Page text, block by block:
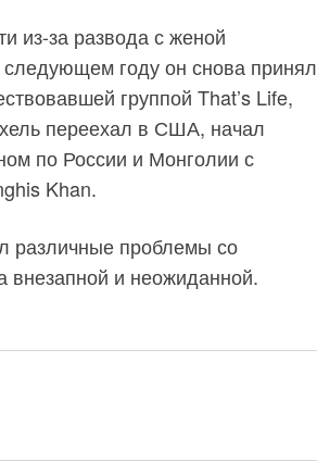
из-за развода с женой
следующем году он снова принял
группой That’s Life,
переехал в США, начал
по России и Монголии с
Khan.
различные проблемы со
внезапной и неожиданной.